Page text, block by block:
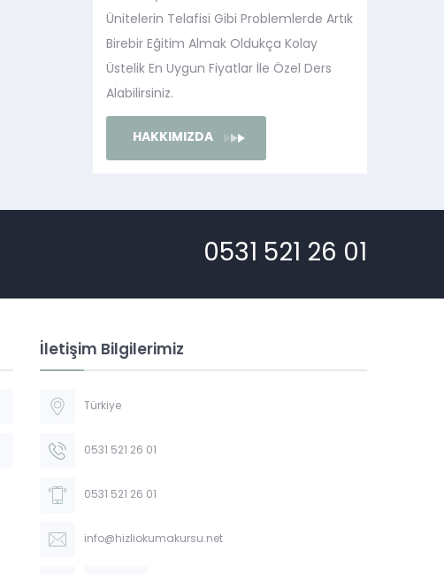
Ünitelerin Telafisi Gibi Problemlerde Artık
Birebir Eğitim Almak Oldukça Kolay
Üstelik En Uygun Fiyatlar İle Özel Ders
Alabilirsiniz.
HAKKIMIZDA
0531 521 26 01
İletişim Bilgilerimiz
Türkiye
0531 521 26 01
0531 521 26 01
info@hizliokumakursu.net